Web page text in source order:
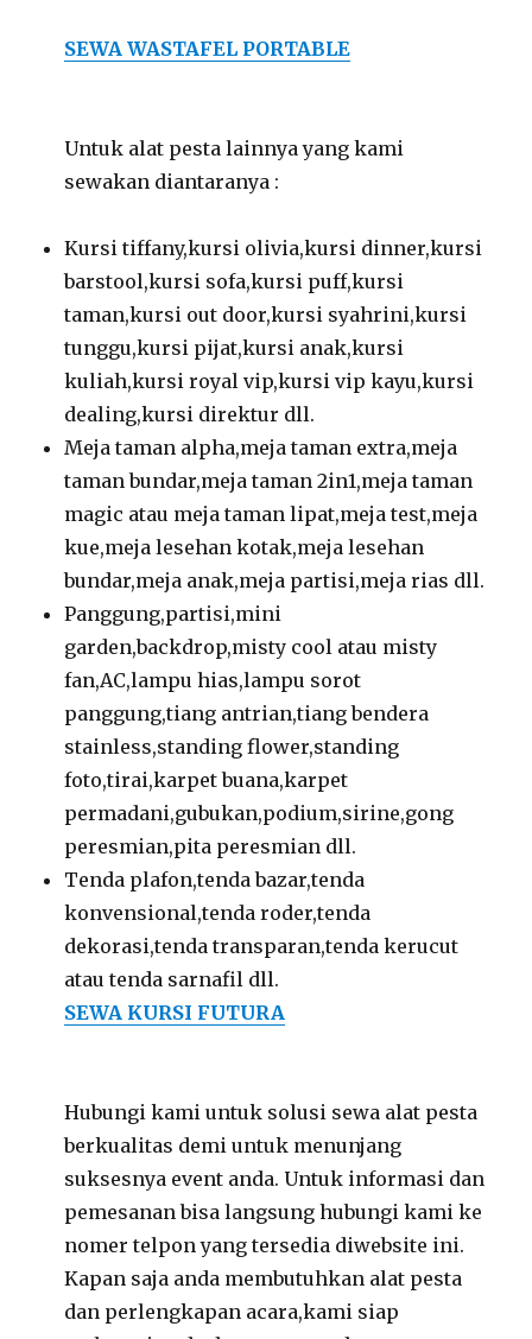
SEWA WASTAFEL PORTABLE
Untuk alat pesta lainnya yang kami
sewakan diantaranya :
Kursi tiffany,kursi olivia,kursi dinner,kursi
barstool,kursi sofa,kursi puff,kursi
taman,kursi out door,kursi syahrini,kursi
tunggu,kursi pijat,kursi anak,kursi
kuliah,kursi royal vip,kursi vip kayu,kursi
dealing,kursi direktur dll.
Meja taman alpha,meja taman extra,meja
taman bundar,meja taman 2in1,meja taman
magic atau meja taman lipat,meja test,meja
kue,meja lesehan kotak,meja lesehan
bundar,meja anak,meja partisi,meja rias dll.
Panggung,partisi,mini
garden,backdrop,misty cool atau misty
fan,AC,lampu hias,lampu sorot
panggung,tiang antrian,tiang bendera
stainless,standing flower,standing
foto,tirai,karpet buana,karpet
permadani,gubukan,podium,sirine,gong
peresmian,pita peresmian dll.
Tenda plafon,tenda bazar,tenda
konvensional,tenda roder,tenda
dekorasi,tenda transparan,tenda kerucut
atau tenda sarnafil dll.
SEWA KURSI FUTURA
Hubungi kami untuk solusi sewa alat pesta
berkualitas demi untuk menunjang
suksesnya event anda. Untuk informasi dan
pemesanan bisa langsung hubungi kami ke
nomer telpon yang tersedia diwebsite ini.
Kapan saja anda membutuhkan alat pesta
dan perlengkapan acara,kami siap